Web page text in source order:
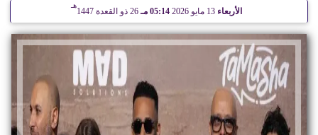
الأربعاء 13 مايو 2026 05:14 مـ 26 ذو القعدة 1447
هـ